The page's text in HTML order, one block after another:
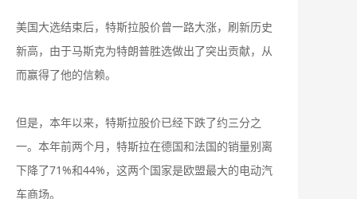
美国大选结束后，特斯拉股价曾一路大涨，刷新历史
新高，由于马斯克为特朗普胜选做出了突出贡献，从
而赢得了他的信赖。
但是，本年以来，特斯拉股价已经下跌了约三分之
一。本年前两个月，特斯拉在德国和法国的销量别离
下降了71%和44%，这两个国家是欧盟最大的电动汽
车商场。